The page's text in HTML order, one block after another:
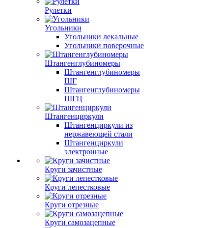
Рулетки
Угольники
Угольники лекальные
Угольники поверочные
Штангенглубиномеры
Штангенглубиномеры
ШГ
Штангенглубиномеры
ШГЦ
Штангенциркули
Штангенциркули из
нержавеющей стали
Штангенциркули
электронные
Круги зачистные
Круги лепестковые
Круги отрезные
Круги самозацепные